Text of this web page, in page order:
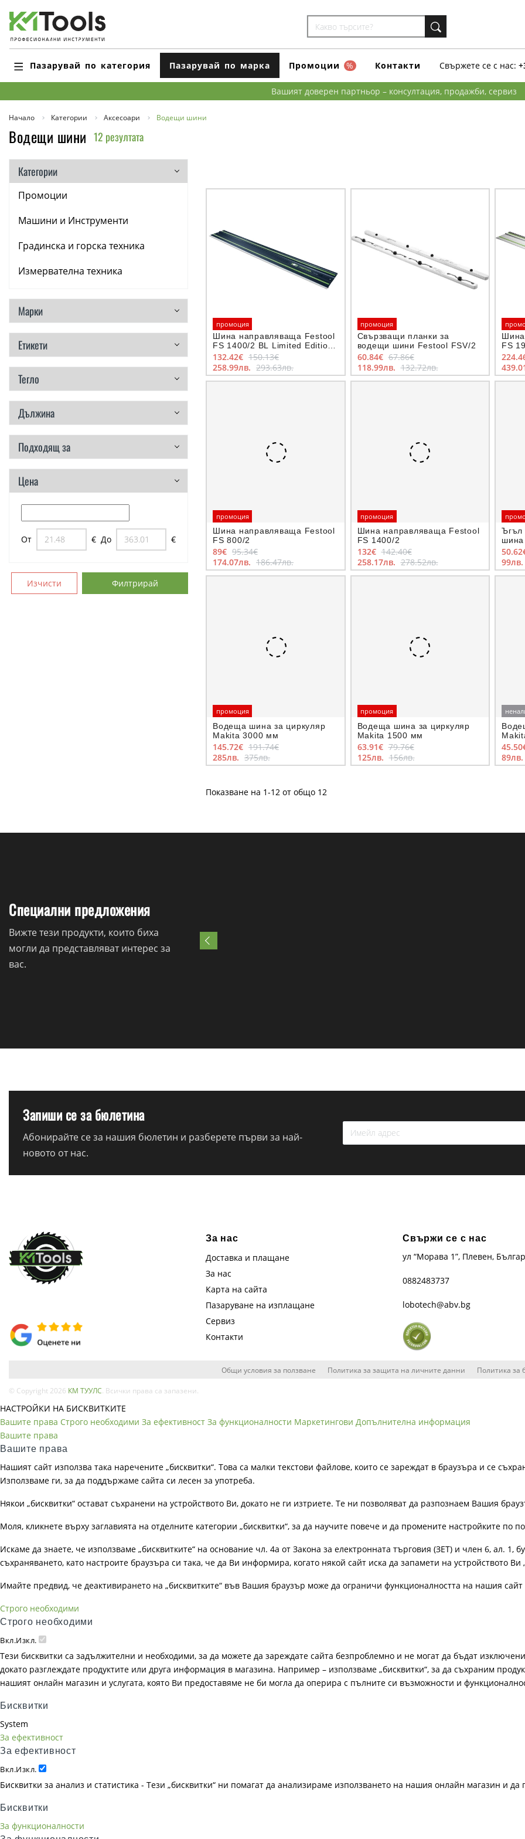
Пазарувай по категория Пазарувай по марка Промоции % Контакти Свържете се с нас:
Вашият доверен партньор – консултация, продажби, сервиз
Начало Категории Аксесоари Водещи шини
Водещи шини 12 резултата
Категории
Промоции
Машини и Инструменти
Градинска и горска техника
Измервателна техника
Аксесоари
Консумативи
Ръчни инструменти
Резервни части
Марки
Етикети
Тегло
Дължина
Подходящ за
Цена
От € До €
Изчисти Филтрирай
промоция
Шина направляваща Festool
FS 1400/2 BL Limited Edition
100 years
132.42€ 150.13€
258.99лв. 293.63лв.
промоция
Свързващи планки за
водещи шини Festool FSV/2
60.84€ 67.86€
118.99лв. 132.72лв.
FS
промоция
Шина направляваща Festool
FS 800/2
89€ 95.34€
174.07лв. 186.47лв.
промоция
Шина направляваща Festool
FS 1400/2
132€ 142.40€
258.17лв. 278.52лв.
Ъгъл
шина
99лв.
промоция
Водеща шина за циркуляр
Makita 3000 мм
145.72€ 191.74€
285лв. 375лв.
промоция
Водеща шина за циркуляр
Makita 1500 мм
63.91€ 79.76€
125лв. 156лв.
89лв.
Показване на 1-12 от общо 12
Специални предложения
Вижте тези продукти, които биха
могли да представляват интерес за
вас.
Запиши се за бюлетина
Абонирайте се за нашия бюлетин и разберете първи за най-
новото от нас.
За нас
Доставка и плащане
За нас
Карта на сайта
Пазаруване на изплащане
Сервиз
Контакти
Свържи се с нас
ул “Морава 1”, Плевен,
0882483737
lobotech@abv.bg
Общи условия за ползване Политика за защита на личните данни Политика за
© Copyright 2026 КМ ТУУЛС . Всички права са запазени.
НАСТРОЙКИ НА БИСКВИТКИТЕ
Вашите права Строго необходими За ефективност За функционалности Маркетингови Допълнителна информация
Вашите права
Вашите права
Нашият сайт използва така наречените „бисквитки“. Това са малки текстови файлове, които се зареждат в браузъра и се
Използваме ги, за да поддържаме сайта си лесен за употреба.
Някои „бисквитки“ остават съхранени на устройството Ви, докато не ги изтриете. Те ни позволяват да разпознаем Вашия
Моля, кликнете върху заглавията на отделните категории „бисквитки“, за да научите повече и да промените настройките по
Искаме да знаете, че използваме „бисквитките“ на основание чл. 4а от Закона за електронната търговия (ЗЕТ) и член 6, ал. 1,
съхраняването, като настроите браузъра си така, че да Ви информира, когато някой сайт иска да запамети на устройството
Имайте предвид, че деактивирането на „бисквитките“ във Вашия браузър може да ограничи функционалността на нашия сайт
Строго необходими
Строго необходими
Вкл.Изкл.
Тези бисквитки са задължителни и необходими, за да можете да зареждате сайта безпроблемно и не могат да бъдат
докато разглеждате продуктите или друга информация в магазина. Например – използваме „бисквитки“, за да съхраним
нашият онлайн магазин и услугата, която Ви предоставяме не би могла да оперира с пълните си възможности и
Бисквитки
System
За ефективност
За ефективност
Вкл.Изкл.
Бисквитки за анализ и статистика - Тези „бисквитки“ ни помагат да анализираме използването на нашия онлайн магазин и
Бисквитки
За функционалности